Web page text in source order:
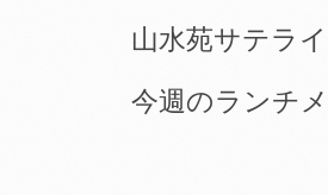
山水苑サテライ
今週のランチ